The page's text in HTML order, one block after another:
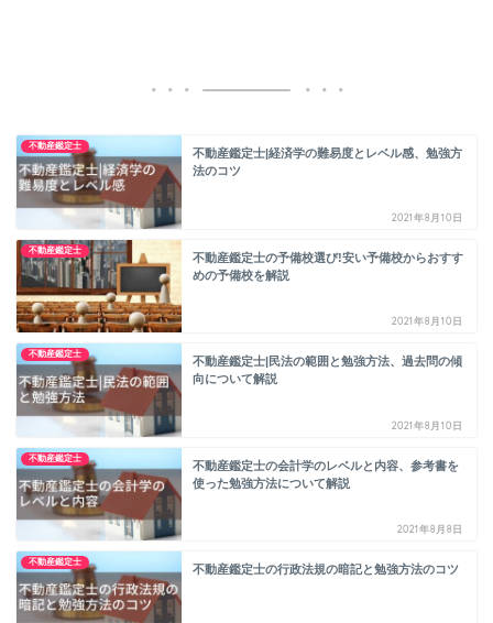
不動産鑑定士
不動産鑑定士|経済学の難易度とレベル感、勉強方
法のコツ
2021年8月10日
不動産鑑定士
不動産鑑定士の予備校選び!安い予備校からおすす
めの予備校を解説
2021年8月10日
不動産鑑定士
不動産鑑定士|民法の範囲と勉強方法、過去問の傾
向について解説
2021年8月10日
不動産鑑定士
不動産鑑定士の会計学のレベルと内容、参考書を
使った勉強方法について解説
2021年8月8日
不動産鑑定士
不動産鑑定士の行政法規の暗記と勉強方法のコツ